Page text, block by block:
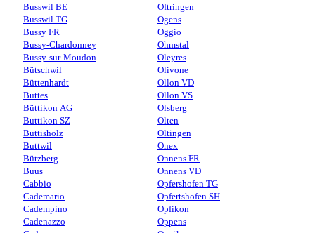
Busswil BE
Busswil TG
Bussy FR
Bussy-Chardonney
Bussy-sur-Moudon
Bütschwil
Büttenhardt
Buttes
Büttikon AG
Buttikon SZ
Buttisholz
Buttwil
Bützberg
Buus
Cabbio
Cademario
Cadempino
Cadenazzo
Oftringen
Ogens
Oggio
Ohmstal
Oleyres
Olivone
Ollon VD
Ollon VS
Olsberg
Olten
Oltingen
Onex
Onnens FR
Onnens VD
Opfershofen TG
Opfertshofen SH
Opfikon
Oppens